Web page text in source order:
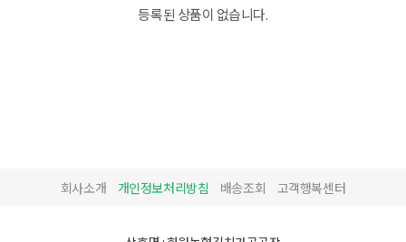
등록된 상품이 없습니다.
회사소개 개인정보처리방침 배송조회 고객행복센터